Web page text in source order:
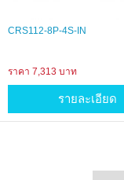
CRS112-8P-4S-IN
ราคา 7,313 บาท
รายละเอียด